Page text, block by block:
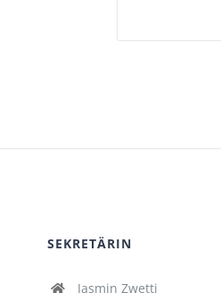
SEKRETÄRIN
Jasmin Zwetti